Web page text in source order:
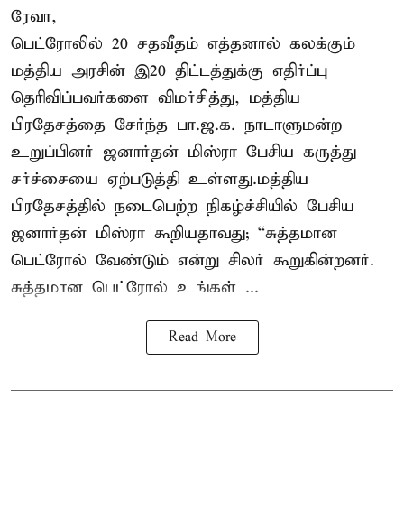
ரேவா,
பெட்ரோலில் 20 சதவீதம் எத்தனால் கலக்கும்
மத்திய அரசின் இ20 திட்டத்துக்கு எதிர்ப்பு
தெரிவிப்பவர்களை விமர்சித்து, மத்திய
பிரதேசத்தை சேர்ந்த பா.ஜ.க. நாடாளுமன்ற
உறுப்பினர் ஜனார்தன் மிஸ்ரா பேசிய கருத்து
சர்ச்சையை ஏற்படுத்தி உள்ளது.மத்திய
பிரதேசத்தில் நடைபெற்ற நிகழ்ச்சியில் பேசிய
ஜனார்தன் மிஸ்ரா கூறியதாவது; “சுத்தமான
பெட்ரோல் வேண்டும் என்று சிலர் கூறுகின்றனர்.
சுத்தமான பெட்ரோல் உங்கள் ...
Read More